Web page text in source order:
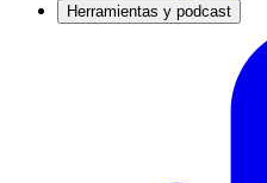
Herramientas y podcast